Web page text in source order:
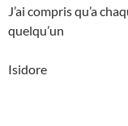
J’ai compris qu’a
quelqu’un
Isidore